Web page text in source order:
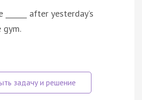
after yesterday’s